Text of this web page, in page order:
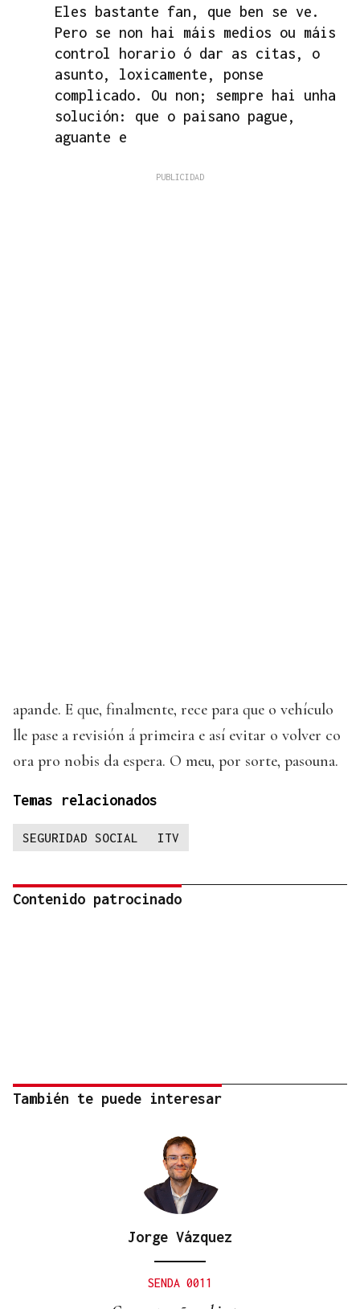
Eles bastante fan, que ben se ve.
Pero se non hai máis medios ou máis
control horario ó dar as citas, o
asunto, loxicamente, ponse
complicado. Ou non; sempre hai unha
solución: que o paisano pague,
aguante e
apande. E que, finalmente, rece para que o vehículo
lle pase a revisión á primeira e así evitar o volver co
ora pro nobis da espera. O meu, por sorte, pasouna.
Temas relacionados
SEGURIDAD SOCIAL ITV
Contenido patrocinado
También te puede interesar
Jorge Vázquez
SENDA 0011